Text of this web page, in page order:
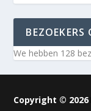
BEZOEKERS
We hebben 128
Copyright ©